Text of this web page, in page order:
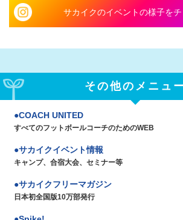
サカイクのイベントの様子をチ
その他のメニュ
COACH UNITED
すべてのフットボールコーチのためのWEB
サカイクイベント情報
キャンプ、合宿大会、セミナー等
サカイクフリーマガジン
日本初全国版10万部発行